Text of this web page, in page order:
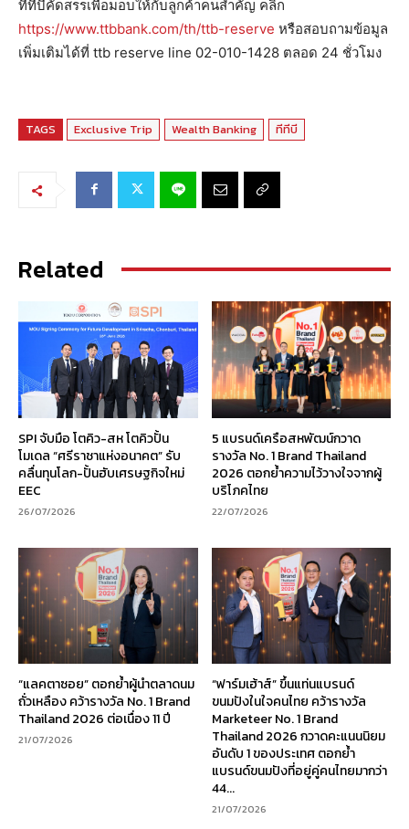
ทีทีบีคัดสรรเพื่อมอบให้กับลูกค้าคนสำคัญ คลิก
https://www.ttbbank.com/th/ttb-reserve หรือสอบถามข้อมูล
เพิ่มเติมได้ที่ ttb reserve line 02-010-1428 ตลอด 24 ชั่วโมง
TAGS Exclusive Trip Wealth Banking ทีทีบี
Related
SPI จับมือ โตคิว-สห โตคิวปั้น
โมเดล “ศรีราชาแห่งอนาคต” รับ
คลื่นทุนโลก-ปั้นฮับเศรษฐกิจใหม่
EEC
26/07/2026
5 แบรนด์เครือสหพัฒน์กวาด
รางวัล No. 1 Brand Thailand
2026 ตอกย้ำความไว้วางใจจากผู้
บริโภคไทย
22/07/2026
“แลคตาซอย” ตอกย้ำผู้นำตลาดนม
ถั่วเหลือง คว้ารางวัล No. 1 Brand
Thailand 2026 ต่อเนื่อง 11 ปี
21/07/2026
“ฟาร์มเฮ้าส์” ขึ้นแท่นแบรนด์
ขนมปังในใจคนไทย คว้ารางวัล
Marketeer No. 1 Brand
Thailand 2026 กวาดคะแนนนิยม
อันดับ 1 ของประเทศ ตอกย้ำ
แบรนด์ขนมปังที่อยู่คู่คนไทยมากว่า
44...
21/07/2026